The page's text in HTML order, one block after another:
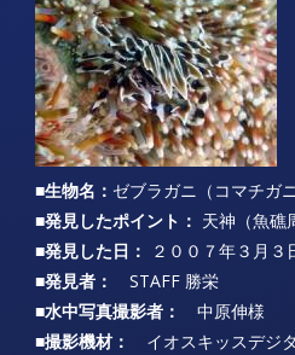
■生物名： ゼブラガニ（コマチガニ
■発見したポイント： 天神（魚礁
■発見した日：
２００７年３月３
■発見者：
STAFF 勝栄
■水中写真撮影者：
中原伸様
■撮影機材：
イオスキッスデジ